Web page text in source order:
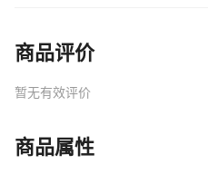
商品评价
暂无有效评价
商品属性